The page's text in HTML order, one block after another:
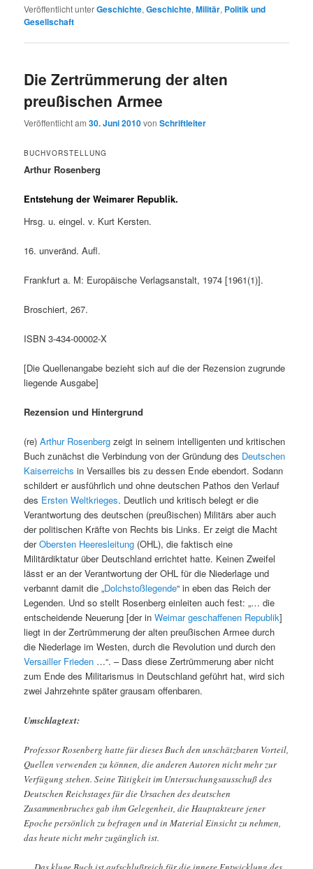
Veröffentlicht unterGeschichte,Geschichte,Militär, Politik und
Gesellschaft
Die Zertrümmerung der alten
preußischen Armee
Veröffentlicht am30. Juni 2010vonSchriftleiter
BUCHVORSTELLUNG
Arthur Rosenberg
Entstehung der Weimarer Republik.
Hrsg. u. eingel. v. Kurt Kersten.
16. unveränd. Aufl.
Frankfurt a. M: Europäische Verlagsanstalt, 1974 [1961(1)].
Broschiert, 267.
ISBN 3-434-00002-X
[Die Quellenangabe bezieht sich auf die der Rezension zugrunde
liegende Ausgabe]
Rezension und Hintergrund
(re) Arthur Rosenberg zeigt in seinem intelligenten und kritischen
Buch zunächst die Verbindung von der Gründung des Deutschen
Kaiserreichs in Versailles bis zu dessen Ende ebendort. Sodann
schildert er ausführlich und ohne deutschen Pathos den Verlauf
des Ersten Weltkrieges. Deutlich und kritisch belegt er die
Verantwortung des deutschen (preußischen) Militärs aber auch
der politischen Kräfte von Rechts bis Links. Er zeigt die Macht
derObersten Heeresleitung (OHL), die faktisch eine
Militärdiktatur über Deutschland errichtet hatte. Keinen Zweifel
lässt er an der Verantwortung der OHL für die Niederlage und
verbannt damit die „Dolchstoßlegende“ in eben das Reich der
Legenden. Und so stellt Rosenberg einleiten auch fest: „… die
entscheidende Neuerung [der inWeimar geschaffenen Republik]
liegt in der Zertrümmerung der alten preußischen Armee durch
die Niederlage im Westen, durch die Revolution und durch den
Versailler Frieden …“. – Dass diese Zertrümmerung aber nicht
zum Ende des Militarismus in Deutschland geführt hat, wird sich
zwei Jahrzehnte später grausam offenbaren.
Umschlagtext:
Professor Rosenberg hatte für dieses Buch den unschätzbaren Vorteil,
Quellen verwenden zu können, die anderen Autoren nicht mehr zur
Verfügung stehen. Seine Tätigkeit im Untersuchungsausschuß des
Deutschen Reichstages für die Ursachen des deutschen
Zusammenbruches gab ihm Gelegenheit, die Hauptakteure jener
Epoche persönlich zu befragen und in Material Einsicht zu nehmen,
das heute nicht mehr zugänglich ist.